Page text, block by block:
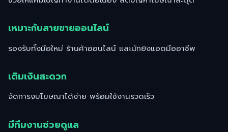
เหมาะกับสายขายออนไลน์
รองรับทั้งมือใหม่ ร้านค้าออนไลน์ และนักยิงแอดมืออาชีพ
เติมเงินสะดวก
จัดการงบโฆษณาได้ง่าย พร้อมใช้งานรวดเร็ว
มีทีมงานช่วยดูแล